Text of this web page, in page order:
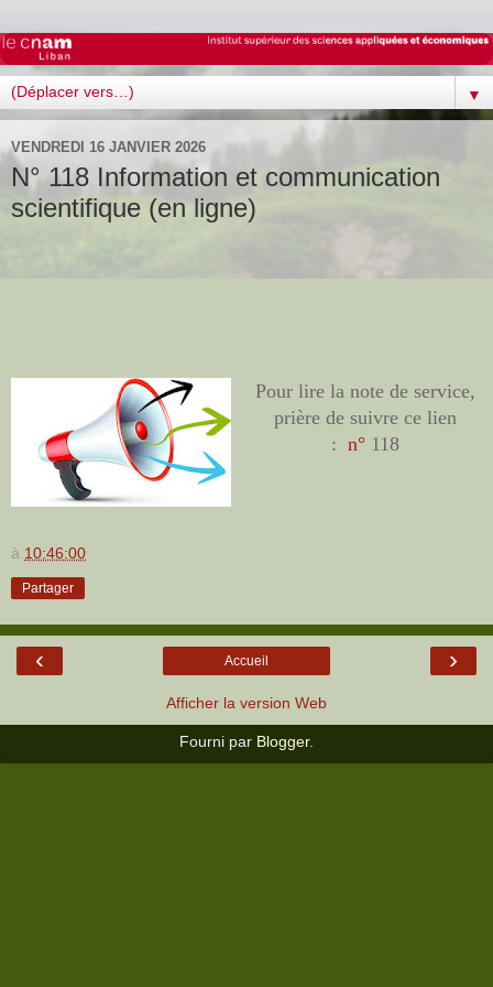
▼
VENDREDI 16 JANVIER 2026
N° 118 Information et communication
scientifique (en ligne)‎
Pour lire la note de service,
prière de suivre ce lien
: n° 118
à 10:46:00
Partager
‹ ›
Accueil
Afficher la version Web
Fourni par Blogger.